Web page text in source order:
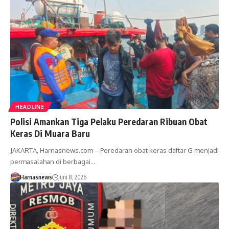
HEADLINE
Polisi Amankan Tiga Pelaku Peredaran Ribuan Obat
Keras Di Muara Baru
JAKARTA, Harnasnews.com – Peredaran obat keras daftar G menjadi
permasalahan di berbagai…
Harnasnews Juni 8, 2026